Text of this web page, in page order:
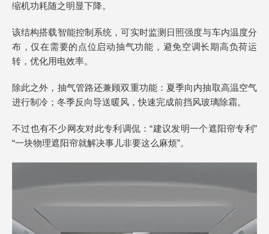
缩机功耗随之明显下降。
该结构搭载智能控制系统，可实时监测日照强度与车内温度分
布，仅在需要的点位启动抽气功能，避免空调长期高负荷运
转，优化用电效率。
除此之外，抽气管路还兼顾双重功能：夏季向内抽取高温空气
进行制冷；冬季反向导送暖风，快速完成前挡风玻璃除霜。
不过也有不少网友对此专利调侃：“建议发明一个遮阳帘专利”
“一块物理遮阳帘就解决事儿非要这么麻烦”。